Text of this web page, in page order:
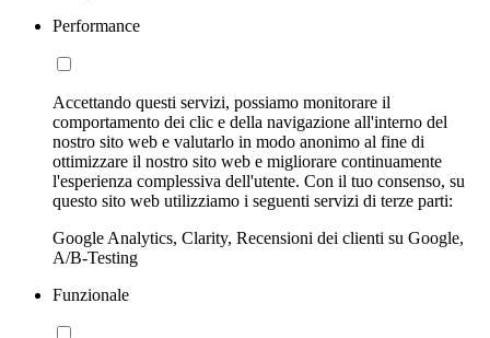
Performance
Accettando questi servizi, possiamo monitorare il
comportamento dei clic e della navigazione all'interno del
nostro sito web e valutarlo in modo anonimo al fine di
ottimizzare il nostro sito web e migliorare continuamente
l'esperienza complessiva dell'utente. Con il tuo consenso, su
questo sito web utilizziamo i seguenti servizi di terze parti:
Google Analytics, Clarity, Recensioni dei clienti su Google,
A/B-Testing
Funzionale